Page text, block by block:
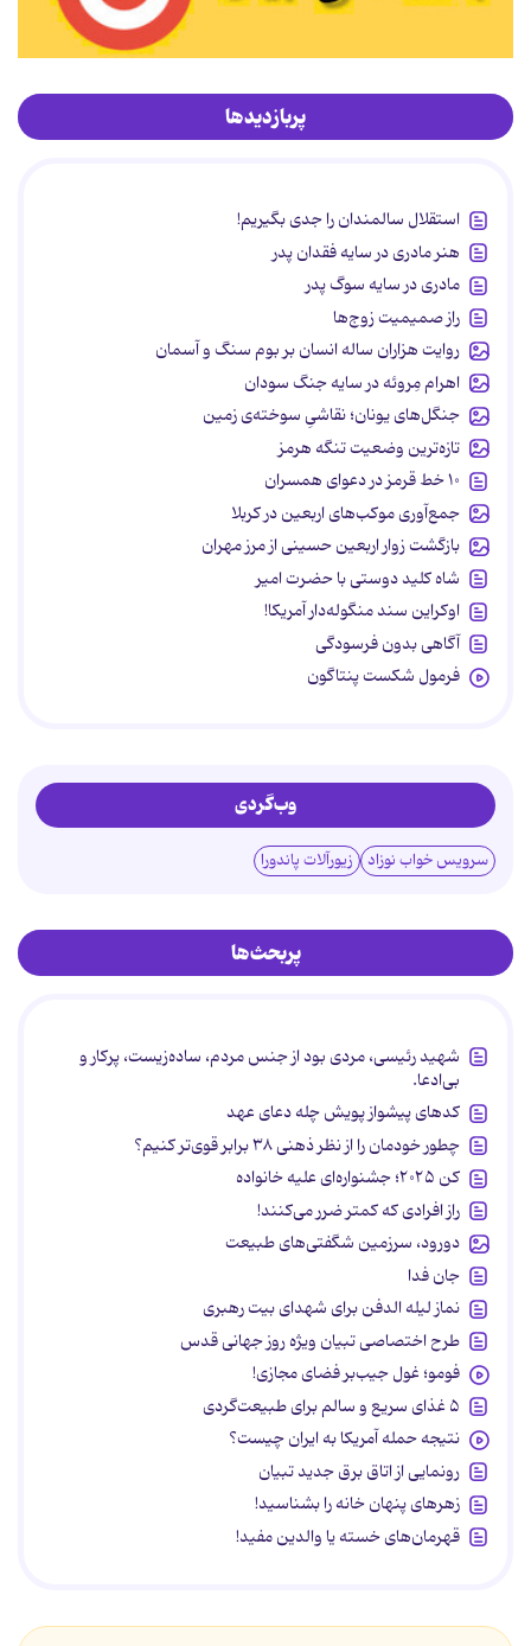
پربازدیدها
استقلال سالمندان را جدی بگیریم!
هنر مادری در سایه‌ فقدان پدر
مادری در سایه سوگ پدر
راز صمیمیت زوج‌ها
روایت هزاران ساله انسان بر بوم سنگ و آسمان
اهرام مِروئه در سایه جنگ سودان
جنگل‌های یونان؛ نقاشیِ سوخته‌ی زمین
تازه‌ترین وضعیت تنگه هرمز
۱۰ خط قرمز در دعوای همسران
جمع‌آوری موکب‌های اربعین در کربلا
بازگشت زوار اربعین حسینی از مرز مهران
شاه کلید دوستی با حضرت امیر
اوکراین سند منگوله‌دار آمریکا!
آگاهی بدون فرسودگی
فرمول شکست پنتاگون
وب‌گردی
سرویس خواب نوزاد زیورآلات پاندورا
پربحث‌ها
شهید رئیسی، مردی بود از جنس مردم، ساده‌زیست، پرکار و
بی‌ادعا.
کدهای پیشواز پویش چله دعای عهد
چطور خودمان را از نظر ذهنی ۳۸ برابر قوی‌تر کنیم؟
کن ۲۰۲۵؛ جشنواره‌ای علیه خانواده
راز افرادی که کمتر ضرر می‌کنند!
دورود، سرزمین شگفتی‌های طبیعت
جان فدا
نماز لیله الدفن برای شهدای بیت رهبری
طرح اختصاصی تبیان ویژه روز جهانی قدس
فومو؛ غول جیب‌بر فضای مجازی!
۵ غذای سریع و سالم برای طبیعت‌گردی
نتیجه حمله آمریکا به ایران چیست؟
رونمایی از اتاق برق جدید تبیان
زهرهای پنهان خانه را بشناسید!
قهرمان‌های خسته یا والدین مفید!